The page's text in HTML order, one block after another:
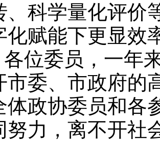
、科学量化评价
化赋能下更显效
各位委员，一年
市委、市政府的
体政协委员和各
努力，离不开社